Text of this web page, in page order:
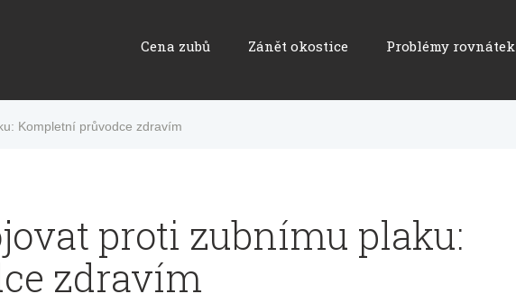
Cena zubů Zánět okostice Problémy rovnátek
Kompletní průvodce zdravím
proti zubnímu plaku:
zdravím